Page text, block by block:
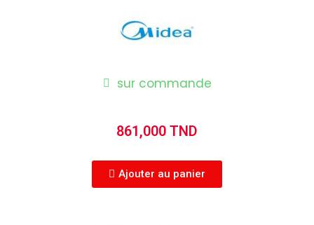
sur commande
861,000 TND
Ajouter au panier